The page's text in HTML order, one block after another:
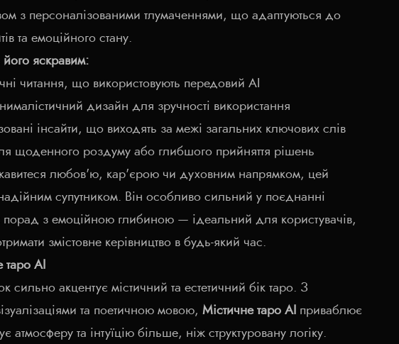
з персоналізованими тлумаченнями, що адаптуються до
та емоційного стану.
яскравим:
читання, що використовують передовий AI
дизайн для зручності використання
інсайти, що виходять за межі загальних ключових слів
щоденного роздуму або глибшого прийняття рішень
любов'ю, кар'єрою чи духовним напрямком, цей
супутником. Він особливо сильний у поєднанні
порад з емоційною глибиною — ідеальний для користувачів,
змістовне керівництво в будь-який час.
таро AI
сильно акцентує містичний та естетичний бік таро. З
та поетичною мовою, Містичне таро AI приваблює
атмосферу та інтуїцію більше, ніж структуровану логіку.